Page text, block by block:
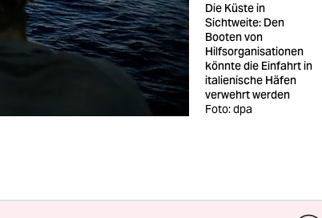
Die Küste in
Sichtweite: Den
Booten von
Hilfsorganisationen
könnte die Einfahrt in
italienische Häfen
verwehrt werden
Foto: dpa